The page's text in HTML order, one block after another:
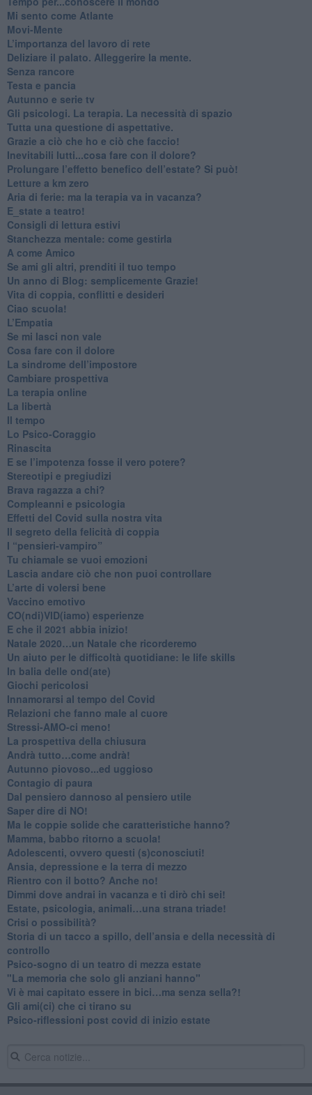
​Mi sento come Atlante
​Movi-Mente
​L’importanza del lavoro di rete
​Deliziare il palato. Alleggerire la mente.
​Senza rancore
​Testa e pancia
​Autunno e serie tv
​Gli psicologi. La terapia. La necessità di spazio
​Tutta una questione di aspettative.
​Grazie a ciò che ho e ciò che faccio!
​Inevitabili lutti...cosa fare con il dolore?
Prolungare l’effetto benefico dell’estate? Si può!
​Letture a km zero
​Aria di ferie: ma la terapia va in vacanza?
​E_state a teatro!
​Consigli di lettura estivi
​Stanchezza mentale: come gestirla
​A come Amico
​Se ami gli altri, prenditi il tuo tempo
​Un anno di Blog: semplicemente Grazie!
​Vita di coppia, conflitti e desideri
​Ciao scuola!
​L’Empatia
​Se mi lasci non vale
Cosa fare con il dolore
​La sindrome dell’impostore
​Cambiare prospettiva
La terapia online
La libertà
​Il tempo
​Lo Psico-Coraggio
Rinascita
​E se l’impotenza fosse il vero potere?
Stereotipi e pregiudizi
​Brava ragazza a chi?
​Compleanni e psicologia
Effetti del Covid sulla nostra vita
Il segreto della felicità di coppia
​I “pensieri-vampiro”
​Tu chiamale se vuoi emozioni
​Lascia andare ciò che non puoi controllare
L’arte di volersi bene
​Vaccino emotivo
CO(ndi)VID(iamo) esperienze
​E che il 2021 abbia inizio!
​Natale 2020…un Natale che ricorderemo
Un aiuto per le difficoltà quotidiane: le life skills
​In balia delle ond(ate)
Giochi pericolosi
Innamorarsi al tempo del Covid
​Relazioni che fanno male al cuore
​Stressi-AMO-ci meno!
​La prospettiva della chiusura
​Andrà tutto…come andrà!
Autunno piovoso...ed uggioso
​Contagio di paura
​Dal pensiero dannoso al pensiero utile
​Saper dire di NO!
​Ma le coppie solide che caratteristiche hanno?
​Mamma, babbo ritorno a scuola!
Adolescenti, ovvero questi (s)conosciuti!
Ansia, depressione e la terra di mezzo
​Rientro con il botto? Anche no!
Dimmi dove andrai in vacanza e ti dirò chi sei!
​Estate, psicologia, animali…una strana triade!
​Crisi o possibilità?
​Storia di un tacco a spillo, dell’ansia e della necessità di
controllo
​Psico-sogno di un teatro di mezza estate
"La memoria che solo gli anziani hanno"
​Vi è mai capitato essere in bici…ma senza sella?!
​Gli ami(ci) che ci tirano su
Psico-riflessioni post covid di inizio estate